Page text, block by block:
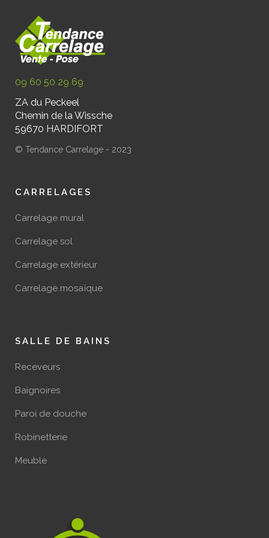
09 60 50 29 69
ZA du Peckeel
Chemin de la Wissche
59670 HARDIFORT
© Tendance Carrelage - 2023
CARRELAGES
Carrelage mural
Carrelage sol
Carrelage extérieur
Carrelage mosaïque
SALLE DE BAINS
Receveurs
Baignoires
Paroi de douche
Robinetterie
Meuble